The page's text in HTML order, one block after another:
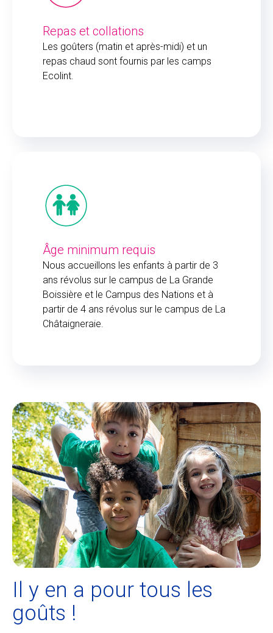
Repas et collations
Les goûters (matin et après-midi) et un
repas chaud sont fournis par les camps
Ecolint.
Âge minimum requis
Nous accueillons les enfants à partir de 3
ans révolus sur le campus de La Grande
Boissière et le Campus des Nations et à
partir de 4 ans révolus sur le campus de La
Châtaigneraie.
Il y en a pour tous les
goûts !